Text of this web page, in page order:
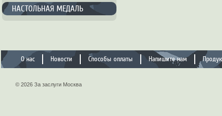
НАСТОЛЬНАЯ МЕДАЛЬ
О нас Новости Способы оплаты Напишите нам
© 2026 За заслуги Москва